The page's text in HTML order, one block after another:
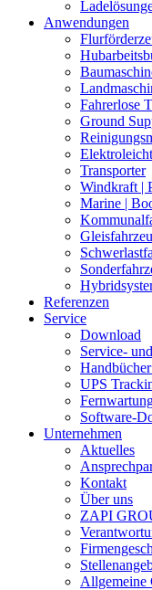
Anwendungen
Fahrerlose
Ground
Transporter
Windkraft |
Marine |
Referenzen
Service
Download
Service-
UPS
Software-
Unternehmen
Aktuelles
Kontakt
Über uns
ZAPI
Allgemeine